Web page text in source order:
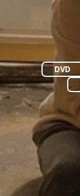
DVD